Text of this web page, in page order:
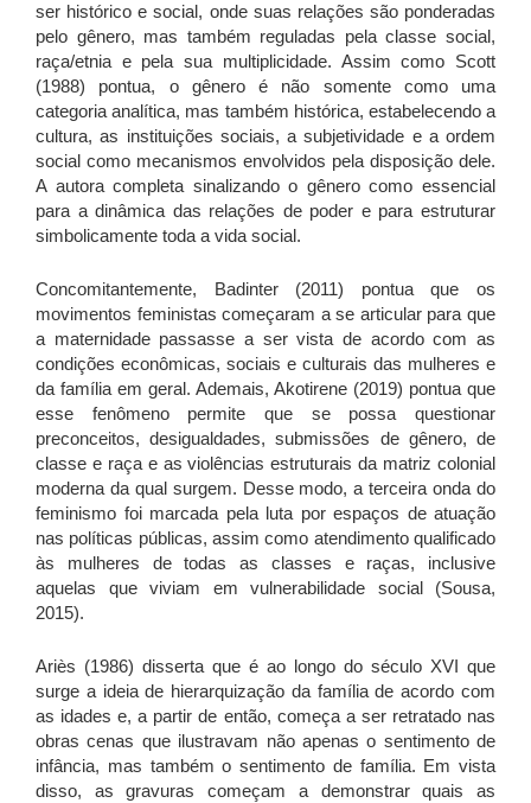
ser histórico e social, onde suas relações são ponderadas
pelo gênero, mas também reguladas pela classe social,
raça/etnia e pela sua multiplicidade. Assim como Scott
(1988) pontua, o gênero é não somente como uma
categoria analítica, mas também histórica, estabelecendo a
cultura, as instituições sociais, a subjetividade e a ordem
social como mecanismos envolvidos pela disposição dele.
A autora completa sinalizando o gênero como essencial
para a dinâmica das relações de poder e para estruturar
simbolicamente toda a vida social.
Concomitantemente, Badinter (2011) pontua que os
movimentos feministas começaram a se articular para que
a maternidade passasse a ser vista de acordo com as
condições econômicas, sociais e culturais das mulheres e
da família em geral. Ademais, Akotirene (2019) pontua que
esse fenômeno permite que se possa questionar
preconceitos, desigualdades, submissões de gênero, de
classe e raça e as violências estruturais da matriz colonial
moderna da qual surgem. Desse modo, a terceira onda do
feminismo foi marcada pela luta por espaços de atuação
nas políticas públicas, assim como atendimento qualificado
às mulheres de todas as classes e raças, inclusive
aquelas que viviam em vulnerabilidade social (Sousa,
2015).
Ariès (1986) disserta que é ao longo do século XVI que
surge a ideia de hierarquização da família de acordo com
as idades e, a partir de então, começa a ser retratado nas
obras cenas que ilustravam não apenas o sentimento de
infância, mas também o sentimento de família. Em vista
disso, as gravuras começam a demonstrar quais as